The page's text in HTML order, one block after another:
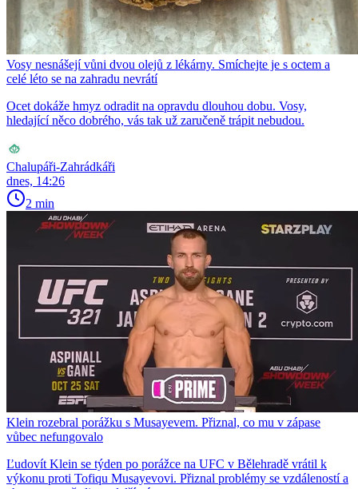
Vosy nesnášejí vůni dvou olejů z lékárny. Smíchejte je s octem a
celé léto se na zahradu nevrátí
Ocet dokáže hmyz odradit na opravdu dlouhou dobu. Vosy,
hledající něco dobrého, vás tak už zaručeně trápit nebudou.
Chalupáři-Zahrádkáři
dnes, 14:26
2 min
Klein rozebral porážku s Musayevem. Přiznal, co mu v zápase
vůbec nefungovalo
Ľudovít Klein se týden po porážce na UFC v Bělehradě vrátil k
výkonu proti Tofiqu Musayevovi. Přiznal problémy se vzdáleností a